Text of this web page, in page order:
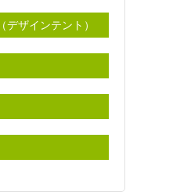
デザインテント）